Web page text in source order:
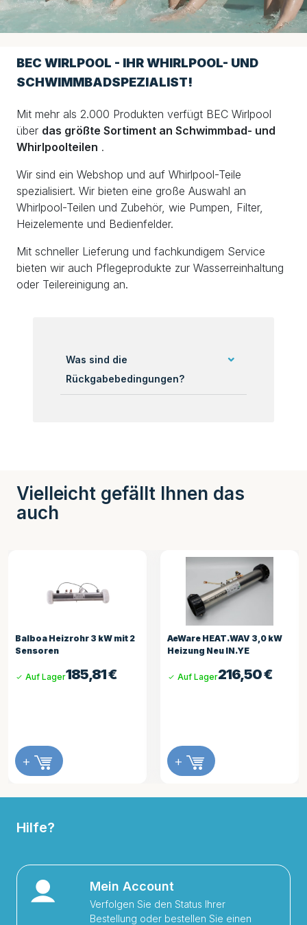
BEC WIRLPOOL - IHR WHIRLPOOL- UND
SCHWIMMBADSPEZIALIST!
Mit mehr als 2.000 Produkten verfügt BEC Wirlpool
über das größte Sortiment an Schwimmbad- und
Whirlpoolteilen .
Wir sind ein Webshop und auf Whirlpool-Teile
spezialisiert. Wir bieten eine große Auswahl an
Whirlpool-Teilen und Zubehör, wie Pumpen, Filter,
Heizelemente und Bedienfelder.
Mit schneller Lieferung und fachkundigem Service
bieten wir auch Pflegeprodukte zur Wasserreinhaltung
oder Teilereinigung an.
Was sind die
Rückgabebedingungen?
Vielleicht gefällt Ihnen das
auch
Balboa Heizrohr 3 kW mit 2
Sensoren
185,81€
Auf Lager
+
AeWare HEAT.WAV 3,0 kW
Heizung Neu IN.YE
216,50€
Auf Lager
+
Hilfe?
Mein Account
Verfolgen Sie den Status Ihrer
Bestellung oder bestellen Sie einen